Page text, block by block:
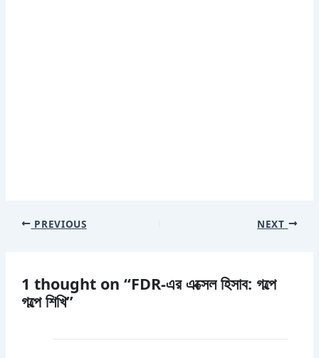
PREVIOUS NEXT
1 thought on “FDR-এর এক্সেল হিসাব: গল্পে
গল্পে শিখি”